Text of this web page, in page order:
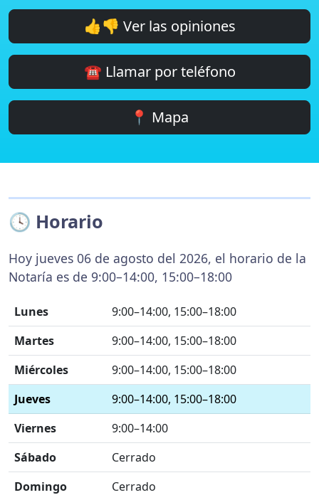
👍👎 Ver las opiniones
☎️ Llamar por teléfono
📍 Mapa
🕓 Horario
Hoy jueves 06 de agosto del 2026, el horario de la
Notaría es de 9:00–14:00, 15:00–18:00
Lunes
9:00–14:00, 15:00–18:00
Martes
9:00–14:00, 15:00–18:00
Miércoles
9:00–14:00, 15:00–18:00
Jueves
9:00–14:00, 15:00–18:00
Viernes
9:00–14:00
Sábado
Cerrado
Domingo
Cerrado